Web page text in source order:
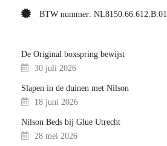
BTW nummer: NL8150.66.612.B.01
De Original boxspring bewijst
30 juli 2026
Slapen in de duinen met Nilson
18 juni 2026
Nilson Beds bij Glue Utrecht
28 mei 2026